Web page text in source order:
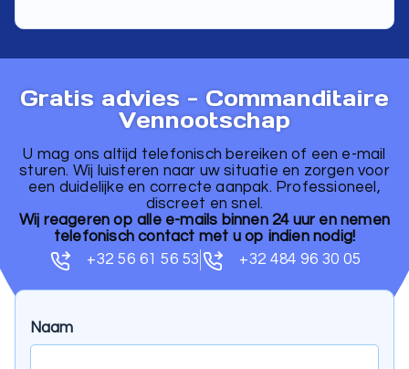
e
n
t
i
:
Gratis advies - Commanditaire
Vennootschap
U mag ons altijd telefonisch bereiken of een e-mail
sturen. Wij luisteren naar uw situatie en zorgen voor
een duidelijke en correcte aanpak. Professioneel,
discreet en snel.
Wij reageren op alle e-mails binnen 24 uur en nemen
telefonisch contact met u op indien nodig!
+32 56 61 56 53
+32 484 96 30 05
Naam